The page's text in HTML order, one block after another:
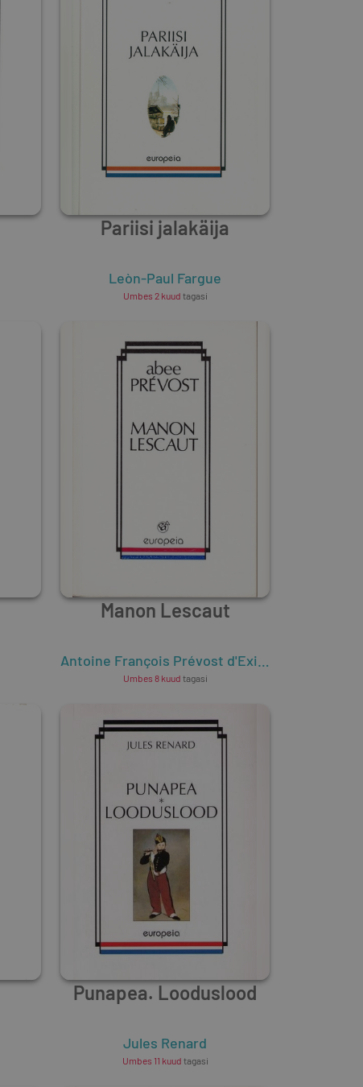
Pariisi jalakäija
Leòn-Paul Fargue
Umbes 2 kuud tagasi
Manon Lescaut
Umbes 8 kuud tagasi
Punapea. Looduslood
Jules Renard
Umbes 11 kuud tagasi